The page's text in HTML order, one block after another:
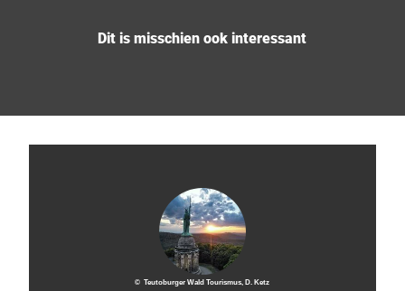
Dit is misschien ook interessant
© Teutoburger Wald Tourismus, D. Ketz